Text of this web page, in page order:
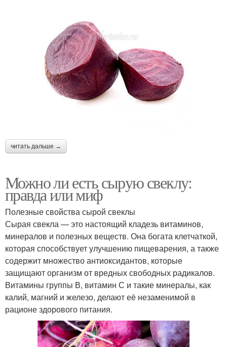
читать дальше →
Можно ли есть сырую свеклу:
правда или миф
Полезные свойства сырой свеклы
Сырая свекла — это настоящий кладезь витаминов,
минералов и полезных веществ. Она богата клетчаткой,
которая способствует улучшению пищеварения, а также
содержит множество антиоксидантов, которые
защищают организм от вредных свободных радикалов.
Витамины группы В, витамин С и такие минералы, как
калий, магний и железо, делают её незаменимой в
рационе здорового питания.